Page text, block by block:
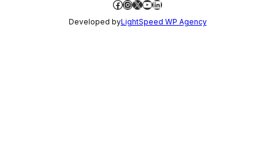
Facebook
Instagram
X YouTube
LinkedIn
Developed byLightSpeed WP Agency